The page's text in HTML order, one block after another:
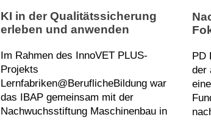
KI in der Qualitätssicherung
erleben und anwenden
Im Rahmen des InnoVET PLUS-
Projekts
Lernfabriken@BeruflicheBildung war
das IBAP gemeinsam mit der
Nachwuchsstiftung Maschinenbau in
PD
der